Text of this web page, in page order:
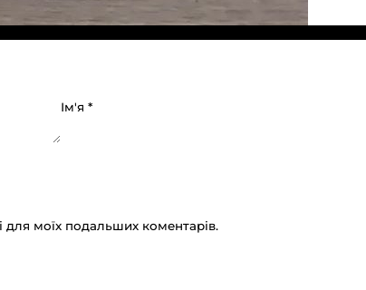
Ім'я *
для моїх подальших коментарів.